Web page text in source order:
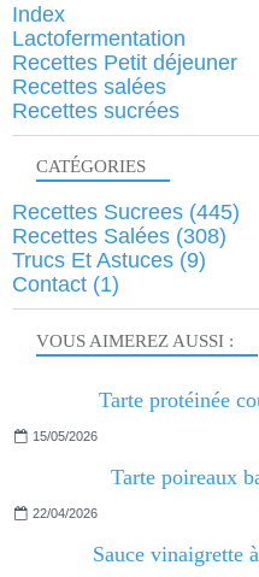
VOUS AIMEREZ AUSSI :
Tarte protéinée
15/05/2026
Tarte poireaux
22/04/2026
Sauce vinaigrette
Index
Lactofermentation
Recettes Petit déjeuner
Recettes salées
Recettes sucrées
CATÉGORIES
Recettes Sucrees (445)
Recettes Salées (308)
Trucs Et Astuces (9)
Contact (1)